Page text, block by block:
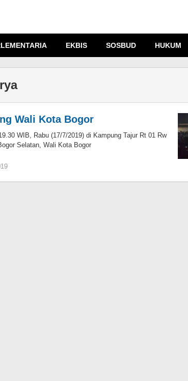
EKBIS SOSBUD HUKUM
Wali Kota Bogor
WIB, Rabu (17/7/2019) di Kampung Tajur Rt 01 Rw
Selatan, Wali Kota Bogor